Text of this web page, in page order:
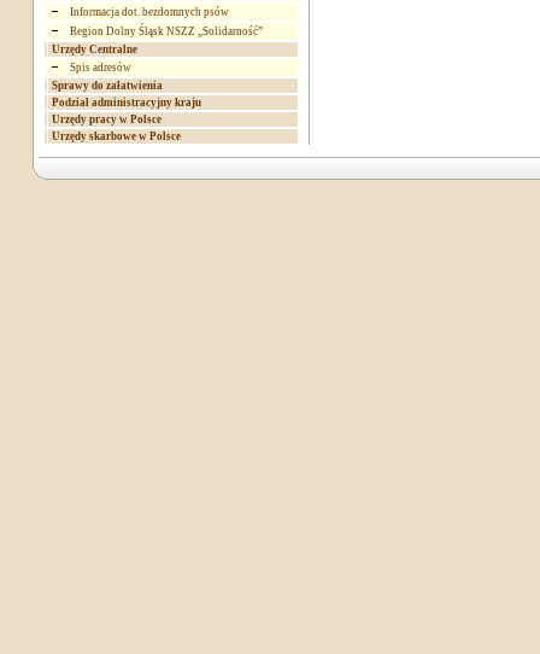
Informacja dot. bezdomnych psów
Region Dolny Śląsk NSZZ „Solidarność”
Urzędy Centralne
Spis adresów
Sprawy do załatwienia
Podział administracyjny kraju
Urzędy pracy w Polsce
Urzędy skarbowe w Polsce